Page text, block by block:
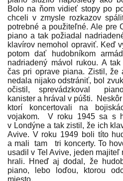
Bolo na ňom vidieť stopy po
chceli v zmysle rozkazov
potrebné a použiteľné. Ale pre
piano a tak požiadal
klavírov nemohol opraviť. Keď
potom dať hudobníkom
nadriadený mávol rukou. A
čas pri oprave piana. Zistil, že
nedala nijako odstrániť, bol
očistil, sprevádzkoval
kanister a hrával v púšti.
ktorí koncertovali na
vojakom. V roku 1945 sa s
v Londýne a tak zistil, že ich
Avive. V roku 1949 boli títo
a mali tam tri koncerty. To
usadil v Tel Avive, jeden majiteľ
hrali. Hneď aj dodal, že
piano, lebo loďou, ktorou